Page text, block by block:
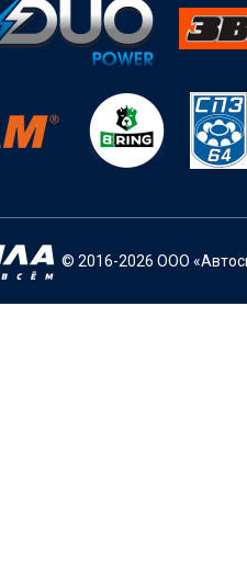
© 2016-2026 ООО